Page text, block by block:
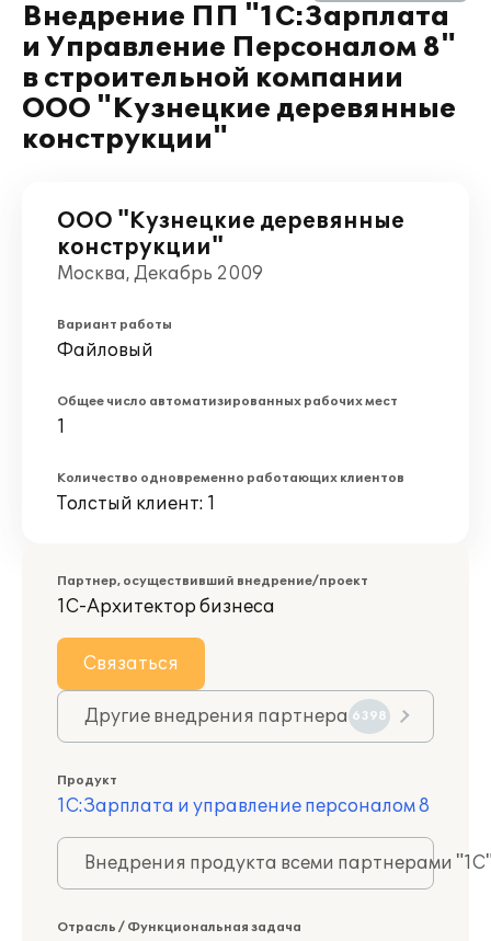
Внедрение ПП "1С:Зарплата
и Управление Персоналом 8"
в строительной компании
ООО "Кузнецкие деревянные
конструкции"
ООО "Кузнецкие деревянные
конструкции"
Москва, Декабрь 2009
Вариант работы
Файловый
Общее число автоматизированных рабочих мест
1
Количество одновременно работающих клиентов
Толстый клиент: 1
Партнер, осуществивший внедрение/проект
1С-Архитектор бизнеса
Связаться
Другие внедрения партнера 6398
Продукт
1С:Зарплата и управление персоналом 8
Внедрения продукта всеми партнерами
Отрасль / Функциональная задача